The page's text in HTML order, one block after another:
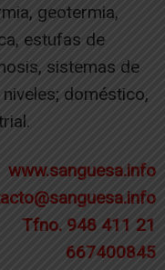
geotermia,
estufas de
sistemas de
doméstico,
www.sanguesa.info
Tfno. 948 411 21
667400845